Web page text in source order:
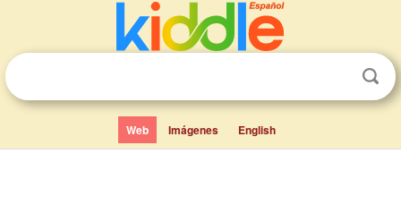
Web Imágenes English